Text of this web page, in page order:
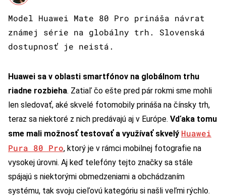
Model Huawei Mate 80 Pro prináša návrat
známej série na globálny trh. Slovenská
dostupnosť je neistá.
Huawei sa v oblasti smartfónov na globálnom trhu
riadne rozbieha. Zatiaľ čo ešte pred pár rokmi sme mohli
len sledovať, aké skvelé fotomobily prináša na čínsky trh,
teraz sa niektoré z nich predávajú aj v Európe. Vďaka tomu
sme mali možnosť testovať a využívať skvelý Huawei
Pura 80 Pro, ktorý je v rámci mobilnej fotografie na
vysokej úrovni. Aj keď telefóny tejto značky sa stále
spájajú s niektorými obmedzeniami a obchádzaním
systému, tak svoju cieľovú kategóriu si našli veľmi rýchlo.